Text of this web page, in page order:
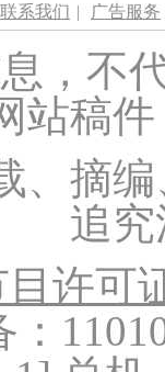
联系我们 | 广告服务
，不
站稿
、摘
追
许可